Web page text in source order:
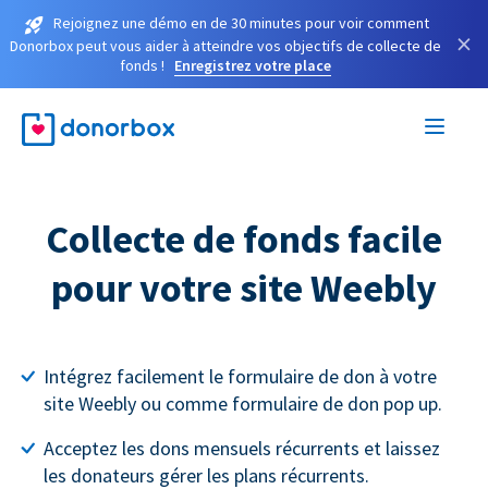
Rejoignez une démo en de 30 minutes pour voir comment
Donorbox peut vous aider à atteindre vos objectifs de collecte de
fonds !
Enregistrez votre place
×
Collecte de fonds facile
pour votre site Weebly
Intégrez facilement le formulaire de don à votre
site Weebly ou comme formulaire de don pop up.
Acceptez les dons mensuels récurrents et laissez
les donateurs gérer les plans récurrents.